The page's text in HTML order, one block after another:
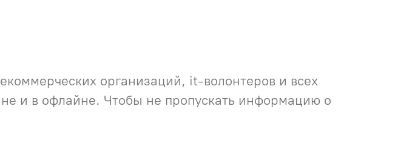
организаций, it-волонтеров и всех
и в офлайне. Чтобы не пропускать информацию о